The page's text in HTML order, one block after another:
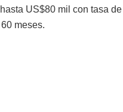
US$80 mil con tasa
meses.